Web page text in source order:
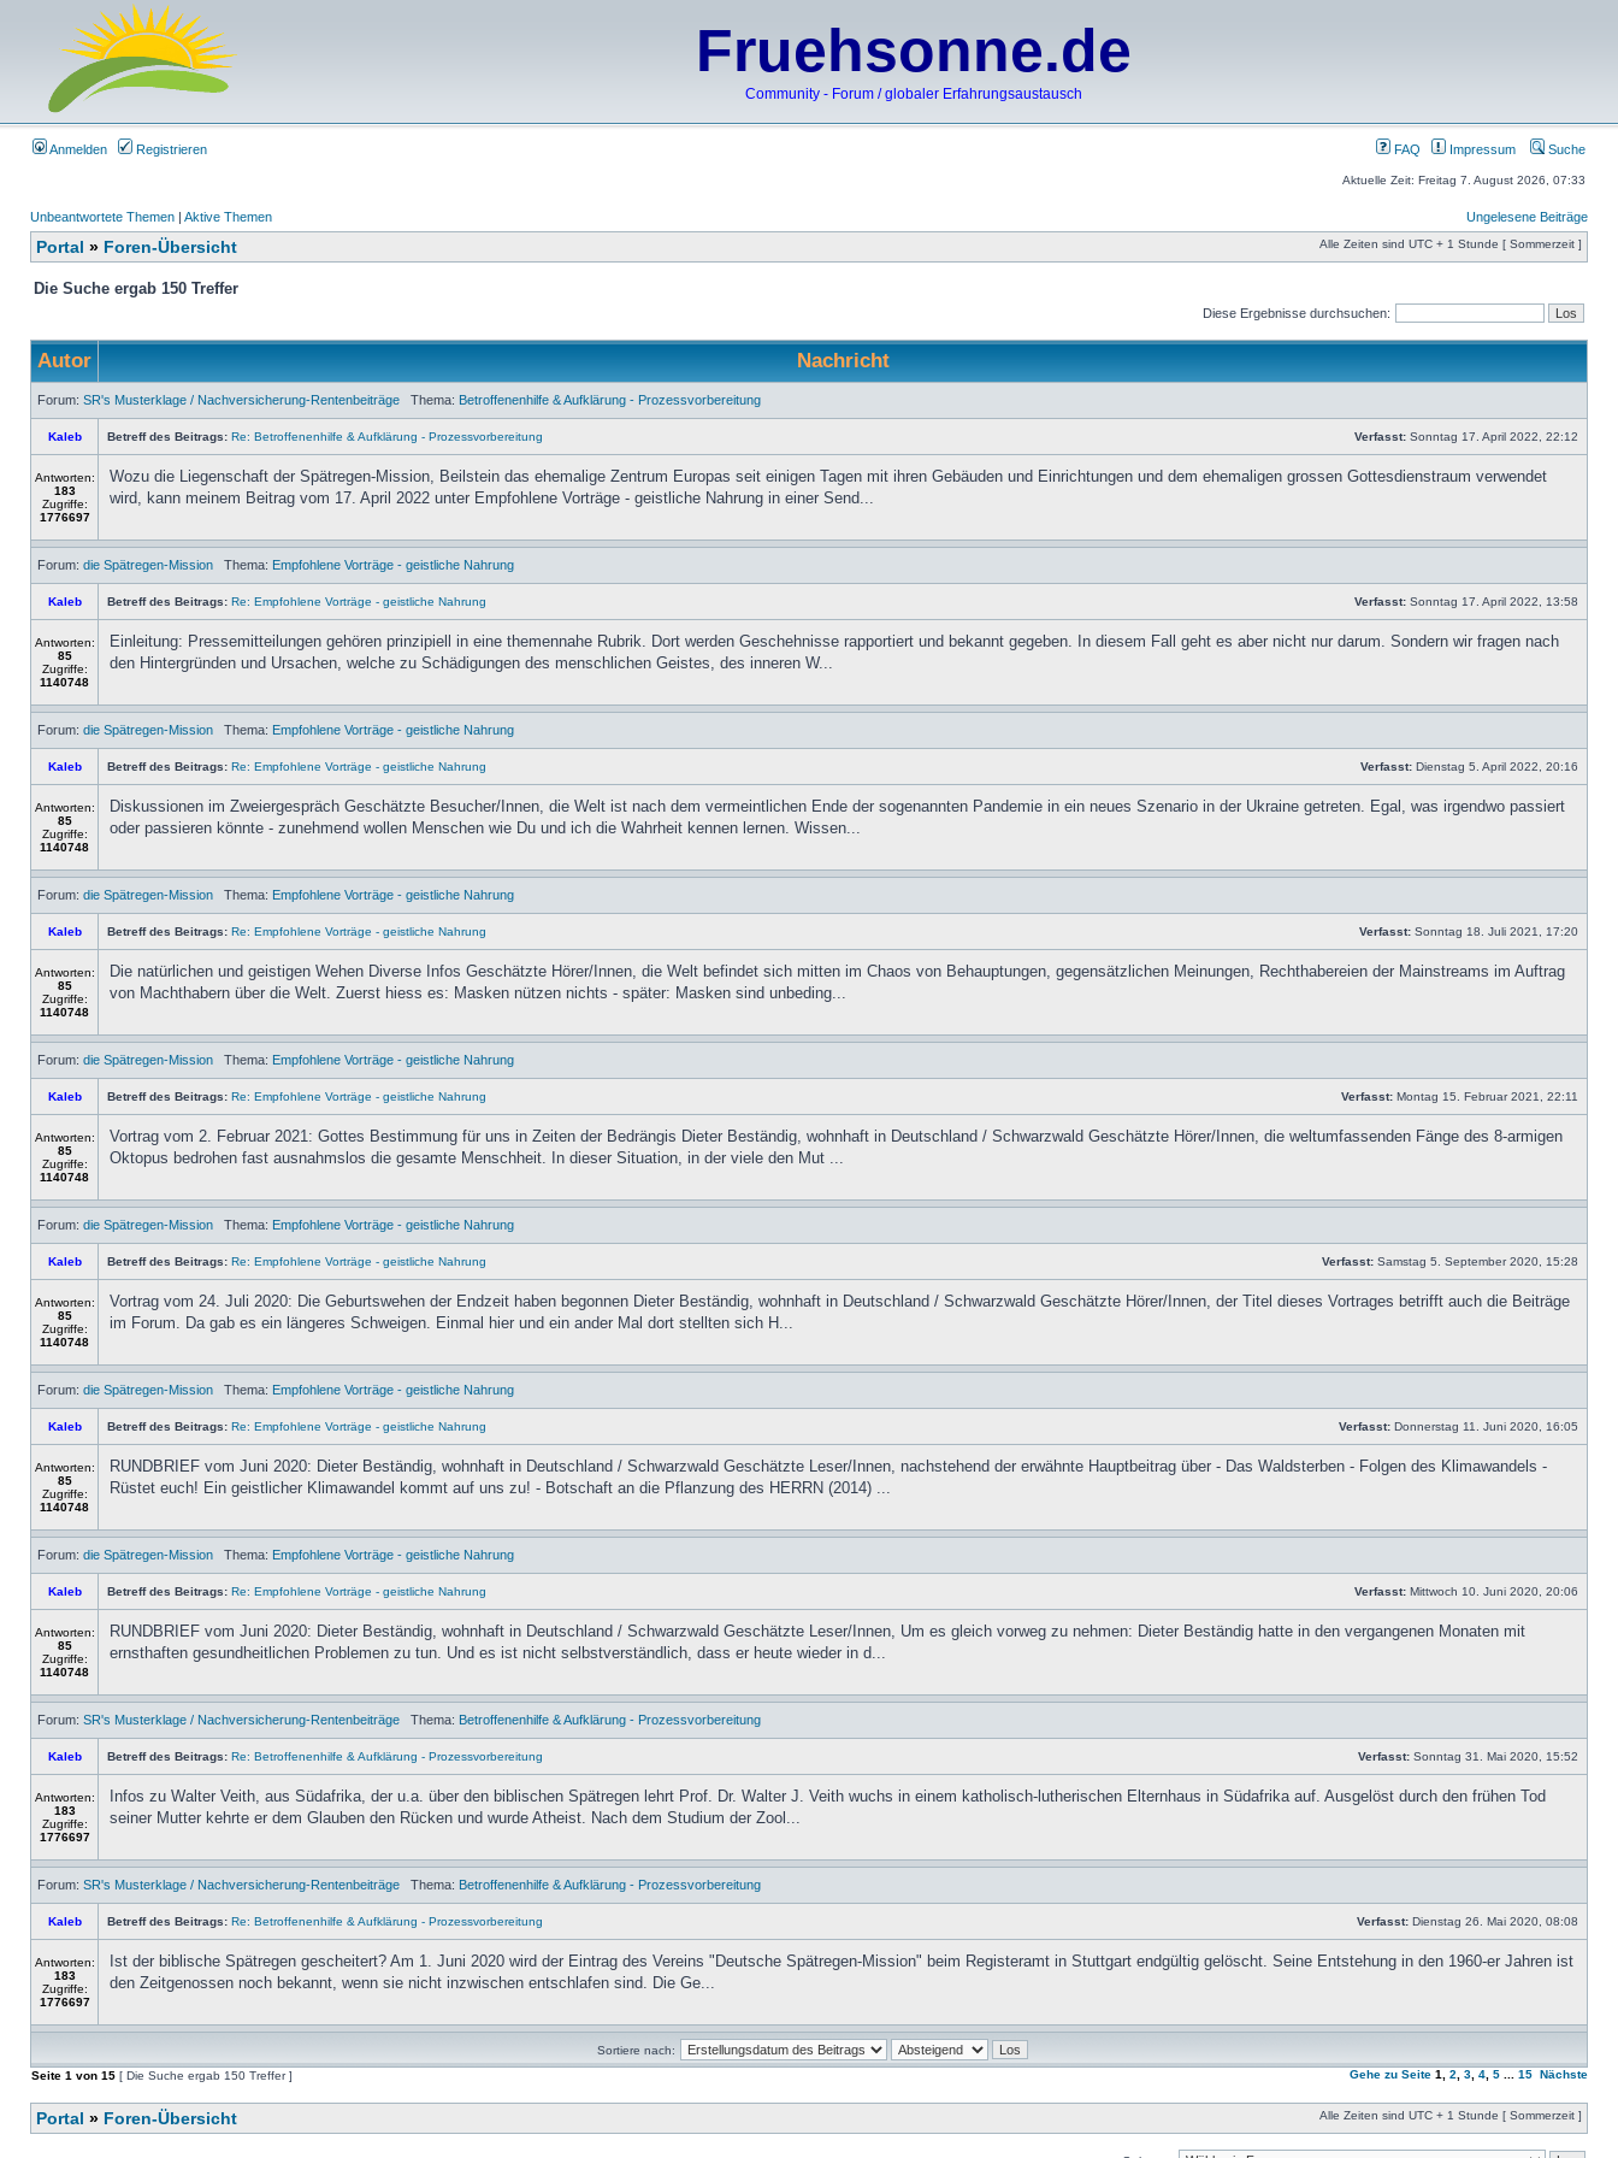
Fruehsonne.de
Community - Forum / globaler Erfahrungsaustausch
Anmelden Registrieren FAQ Impressum Suche
Aktuelle Zeit: Freitag 7. August 2026, 07:33
Unbeantwortete Themen | Aktive Themen Ungelesene Beiträge
Portal » Foren-Übersicht Alle Zeiten sind UTC + 1 Stunde [ Sommerzeit ]
Die Suche ergab 150 Treffer
Diese Ergebnisse durchsuchen:
Autor Nachricht
Forum: SR's Musterklage / Nachversicherung-Rentenbeiträge Thema: Betroffenenhilfe & Aufklärung - Prozessvorbereitung
Kaleb Betreff des Beitrags: Re: Betroffenenhilfe & Aufklärung - Prozessvorbereitung Verfasst: Sonntag 17. April 2022, 22:12
Antworten:
183
Zugriffe:
1776697
Wozu die Liegenschaft der Spätregen-Mission, Beilstein das ehemalige Zentrum Europas seit einigen Tagen mit ihren Gebäuden und Einrichtungen und dem ehemaligen grossen Gottesdienstraum verwendet
wird, kann meinem Beitrag vom 17. April 2022 unter Empfohlene Vorträge - geistliche Nahrung in einer Send...
Forum: die Spätregen-Mission Thema: Empfohlene Vorträge - geistliche Nahrung
Kaleb Betreff des Beitrags: Re: Empfohlene Vorträge - geistliche Nahrung Verfasst: Sonntag 17. April 2022, 13:58
Antworten:
85
Zugriffe:
1140748
Einleitung: Pressemitteilungen gehören prinzipiell in eine themennahe Rubrik. Dort werden Geschehnisse rapportiert und bekannt gegeben. In diesem Fall geht es aber nicht nur darum. Sondern wir fragen nach
den Hintergründen und Ursachen, welche zu Schädigungen des menschlichen Geistes, des inneren W...
Forum: die Spätregen-Mission Thema: Empfohlene Vorträge - geistliche Nahrung
Kaleb Betreff des Beitrags: Re: Empfohlene Vorträge - geistliche Nahrung Verfasst: Dienstag 5. April 2022, 20:16
Antworten:
85
Zugriffe:
1140748
Diskussionen im Zweiergespräch Geschätzte Besucher/Innen, die Welt ist nach dem vermeintlichen Ende der sogenannten Pandemie in ein neues Szenario in der Ukraine getreten. Egal, was irgendwo passiert
oder passieren könnte - zunehmend wollen Menschen wie Du und ich die Wahrheit kennen lernen. Wissen...
Forum: die Spätregen-Mission Thema: Empfohlene Vorträge - geistliche Nahrung
Kaleb Betreff des Beitrags: Re: Empfohlene Vorträge - geistliche Nahrung Verfasst: Sonntag 18. Juli 2021, 17:20
Antworten:
85
Zugriffe:
1140748
Die natürlichen und geistigen Wehen Diverse Infos Geschätzte Hörer/Innen, die Welt befindet sich mitten im Chaos von Behauptungen, gegensätzlichen Meinungen, Rechthabereien der Mainstreams im Auftrag
von Machthabern über die Welt. Zuerst hiess es: Masken nützen nichts - später: Masken sind unbeding...
Forum: die Spätregen-Mission Thema: Empfohlene Vorträge - geistliche Nahrung
Kaleb Betreff des Beitrags: Re: Empfohlene Vorträge - geistliche Nahrung Verfasst: Montag 15. Februar 2021, 22:11
Antworten:
85
Zugriffe:
1140748
Vortrag vom 2. Februar 2021: Gottes Bestimmung für uns in Zeiten der Bedrängis Dieter Beständig, wohnhaft in Deutschland / Schwarzwald Geschätzte Hörer/Innen, die weltumfassenden Fänge des 8-armigen
Oktopus bedrohen fast ausnahmslos die gesamte Menschheit. In dieser Situation, in der viele den Mut ...
Forum: die Spätregen-Mission Thema: Empfohlene Vorträge - geistliche Nahrung
Kaleb Betreff des Beitrags: Re: Empfohlene Vorträge - geistliche Nahrung Verfasst: Samstag 5. September 2020, 15:28
Antworten:
85
Zugriffe:
1140748
Vortrag vom 24. Juli 2020: Die Geburtswehen der Endzeit haben begonnen Dieter Beständig, wohnhaft in Deutschland / Schwarzwald Geschätzte Hörer/Innen, der Titel dieses Vortrages betrifft auch die Beiträge
im Forum. Da gab es ein längeres Schweigen. Einmal hier und ein ander Mal dort stellten sich H...
Forum: die Spätregen-Mission Thema: Empfohlene Vorträge - geistliche Nahrung
Kaleb Betreff des Beitrags: Re: Empfohlene Vorträge - geistliche Nahrung Verfasst: Donnerstag 11. Juni 2020, 16:05
Antworten:
85
Zugriffe:
1140748
RUNDBRIEF vom Juni 2020: Dieter Beständig, wohnhaft in Deutschland / Schwarzwald Geschätzte Leser/Innen, nachstehend der erwähnte Hauptbeitrag über - Das Waldsterben - Folgen des Klimawandels -
Rüstet euch! Ein geistlicher Klimawandel kommt auf uns zu! - Botschaft an die Pflanzung des HERRN (2014) ...
Forum: die Spätregen-Mission Thema: Empfohlene Vorträge - geistliche Nahrung
Kaleb Betreff des Beitrags: Re: Empfohlene Vorträge - geistliche Nahrung Verfasst: Mittwoch 10. Juni 2020, 20:06
Antworten:
85
Zugriffe:
1140748
RUNDBRIEF vom Juni 2020: Dieter Beständig, wohnhaft in Deutschland / Schwarzwald Geschätzte Leser/Innen, Um es gleich vorweg zu nehmen: Dieter Beständig hatte in den vergangenen Monaten mit
ernsthaften gesundheitlichen Problemen zu tun. Und es ist nicht selbstverständlich, dass er heute wieder in d...
Forum: SR's Musterklage / Nachversicherung-Rentenbeiträge Thema: Betroffenenhilfe & Aufklärung - Prozessvorbereitung
Kaleb Betreff des Beitrags: Re: Betroffenenhilfe & Aufklärung - Prozessvorbereitung Verfasst: Sonntag 31. Mai 2020, 15:52
Antworten:
183
Zugriffe:
1776697
Infos zu Walter Veith, aus Südafrika, der u.a. über den biblischen Spätregen lehrt Prof. Dr. Walter J. Veith wuchs in einem katholisch-lutherischen Elternhaus in Südafrika auf. Ausgelöst durch den frühen Tod
seiner Mutter kehrte er dem Glauben den Rücken und wurde Atheist. Nach dem Studium der Zool...
Forum: SR's Musterklage / Nachversicherung-Rentenbeiträge Thema: Betroffenenhilfe & Aufklärung - Prozessvorbereitung
Kaleb Betreff des Beitrags: Re: Betroffenenhilfe & Aufklärung - Prozessvorbereitung Verfasst: Dienstag 26. Mai 2020, 08:08
Antworten:
183
Zugriffe:
1776697
Ist der biblische Spätregen gescheitert? Am 1. Juni 2020 wird der Eintrag des Vereins "Deutsche Spätregen-Mission" beim Registeramt in Stuttgart endgültig gelöscht. Seine Entstehung in den 1960-er Jahren ist
den Zeitgenossen noch bekannt, wenn sie nicht inzwischen entschlafen sind. Die Ge...
Sortiere nach:
Seite 1 von 15 [ Die Suche ergab 150 Treffer ] Gehe zu Seite 1 2 3 4 5 15 Nächste
Portal » Foren-Übersicht Alle Zeiten sind UTC + 1 Stunde [ Sommerzeit ]